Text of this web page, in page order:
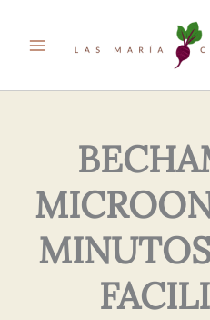
Electrónico*